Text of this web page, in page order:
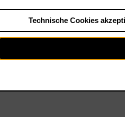
Technische Cookies